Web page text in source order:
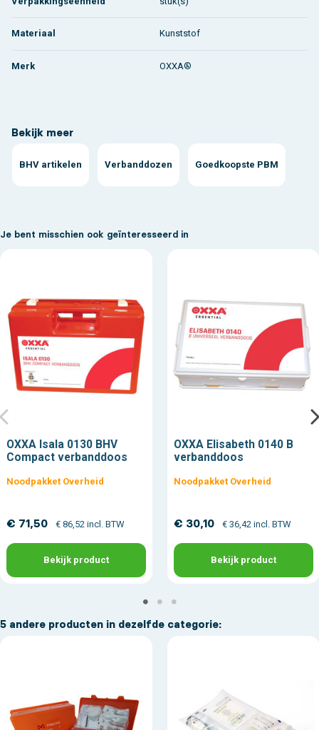
Materiaal Kunststof
Merk OXXA®
Bekijk meer
BHV artikelen Verbanddozen Goedkoopste PBM
Je bent misschien ook geïnteresseerd in
OXXA Isala 0130 BHV
Compact verbanddoos
Noodpakket Overheid
€ 71,50 € 86,52 incl. BTW
Bekijk product
OXXA Elisabeth 0140 B
verbanddoos
Noodpakket Overheid
€ 30,10 € 36,42 incl. BTW
Bekijk product
5 andere producten in dezelfde categorie: